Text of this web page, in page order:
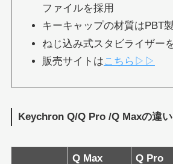
ファイルを採用
キーキャップの材質はPBT製
ねじ込み式スタビライザー
販売サイトはこちら▷▷
Keychron Q/Q Pro /Q Maxの違い
Q Max Q Pro